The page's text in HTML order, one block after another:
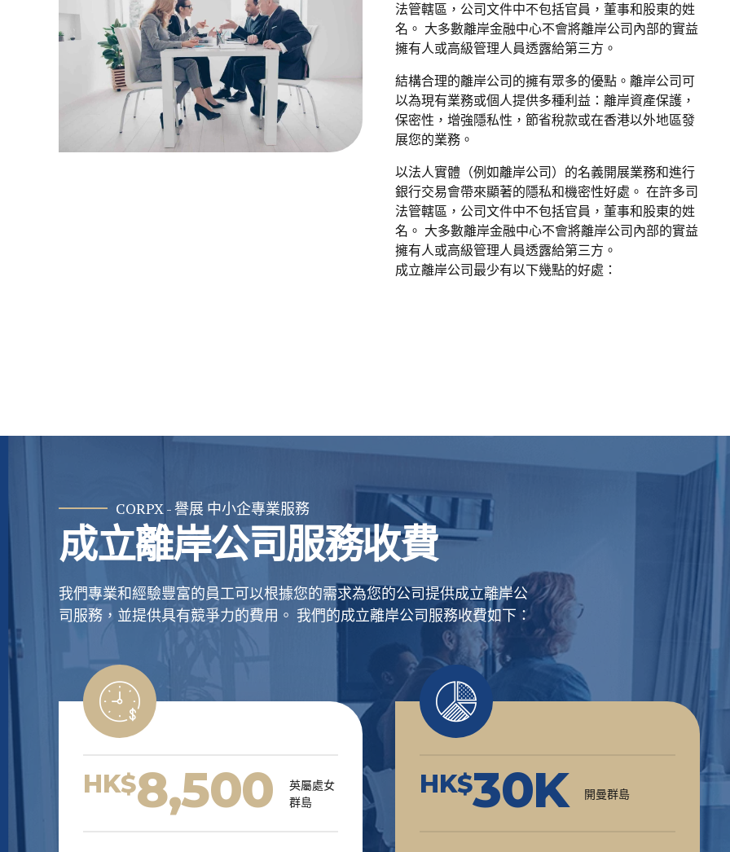
法管轄區，公司文件中不包括官員，董事和股東的姓
名。 大多數離岸金融中心不會將離岸公司內部的實益
擁有人或高級管理人員透露給第三方。
結構合理的離岸公司的擁有眾多的優點。離岸公司可
以為現有業務或個人提供多種利益：離岸資產保護，
保密性，增強隱私性，節省稅款或在香港以外地區發
展您的業務。
以法人實體（例如離岸公司）的名義開展業務和進行
銀行交易會帶來顯著的隱私和機密性好處。 在許多司
法管轄區，公司文件中不包括官員，董事和股東的姓
名。 大多數離岸金融中心不會將離岸公司內部的實益
擁有人或高級管理人員透露給第三方。
成立離岸公司最少有以下幾點的好處：
CORPX - 譽展 中小企專業服務
成立離岸公司服務收費
我們專業和經驗豐富的員工可以根據您的需求為您的公司提供成立離岸公
司服務，並提供具有競爭力的費用。 我們的成立離岸公司服務收費如下：
HK$8,500
英屬處女
群島
HK$30K 開曼群島